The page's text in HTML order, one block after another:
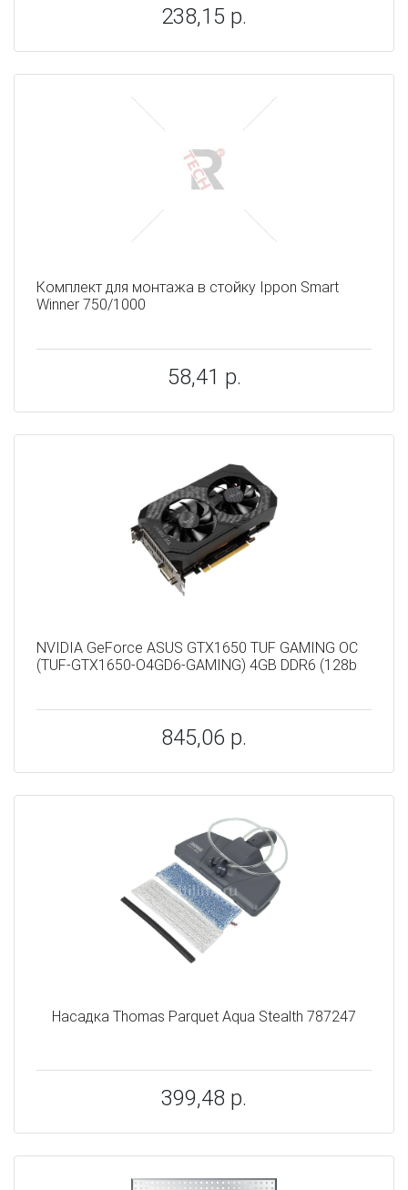
238,15 р.
Комплект для монтажа в стойку Ippon Smart
Winner 750/1000
58,41 р.
NVIDIA GeForce ASUS GTX1650 TUF GAMING OC
(TUF-GTX1650-O4GD6-GAMING) 4GB DDR6 (128b
845,06 р.
Насадка Thomas Parquet Aqua Stealth 787247
399,48 р.